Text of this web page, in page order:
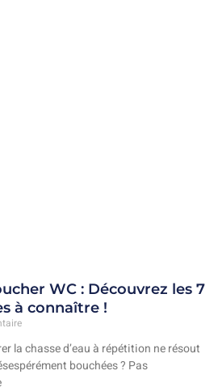
WC : Découvrez les 7
à connaître !
la chasse d’eau à répétition ne résout
bouchées ? Pas